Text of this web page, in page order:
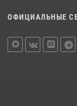
ОФИЦИАЛЬНЫЕ